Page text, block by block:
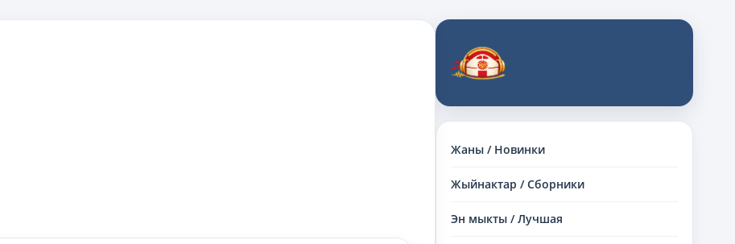
Жаны / Новинки
Жыйнактар / Сборники
Эн мыкты / Лучшая